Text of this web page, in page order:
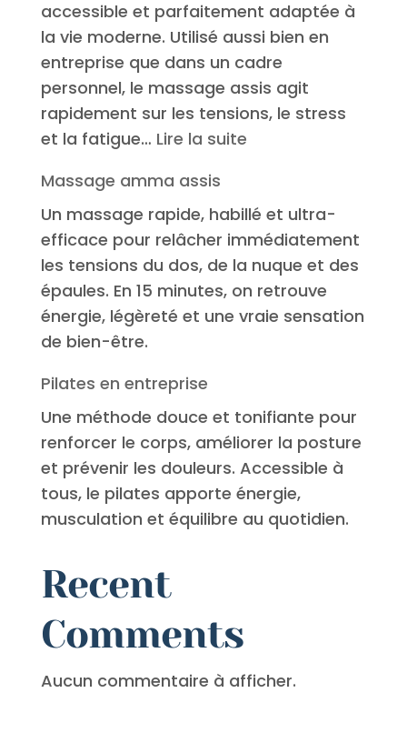
accessible et parfaitement adaptée à
la vie moderne. Utilisé aussi bien en
entreprise que dans un cadre
personnel, le massage assis agit
rapidement sur les tensions, le stress
et la fatigue… Lire la suite:
que
le
massage
amma
assis
Massage amma assis
Un massage rapide, habillé et ultra-
efficace pour relâcher immédiatement
les tensions du dos, de la nuque et des
épaules. En 15 minutes, on retrouve
énergie, légèreté et une vraie sensation
de bien-être.
Pilates en entreprise
Une méthode douce et tonifiante pour
renforcer le corps, améliorer la posture
et prévenir les douleurs. Accessible à
tous, le pilates apporte énergie,
musculation et équilibre au quotidien.
Recent
Comments
Aucun commentaire à afficher.